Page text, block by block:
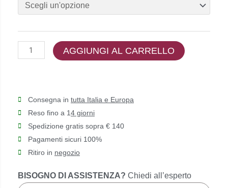
quantità
AGGIUNGI AL CARRELLO
Consegna in tutta Italia e Europa
Reso fino a 14 giorni
Spedizione gratis sopra € 140
Pagamenti sicuri 100%
Ritiro in negozio
BISOGNO DI ASSISTENZA? Chiedi all’esperto